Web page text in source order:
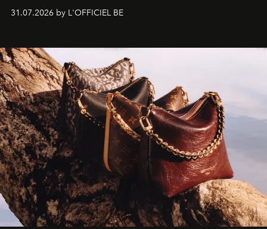
monumentales et poésie du mouvement, l'artiste
américain investit les espaces imaginés par Frank Gehry
sculpture.
31.07.2026 by L'OFFICIEL BE